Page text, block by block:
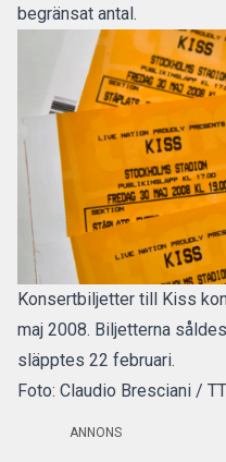
begränsat antal.
Konsertbiljetter till Kiss
maj 2008. Biljetterna
släpptes 22 februari.
Foto: Claudio Bresciani /
ANNONS